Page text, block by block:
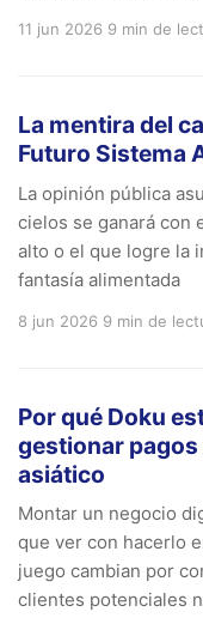
11 jun 2026 9 min de
La mentira del
Futuro Sistema
La opinión pública
cielos se ganará con
alto o el que logre la
fantasía alimentada
8 jun 2026 9 min de
Por qué Doku
gestionar
asiático
Montar un negocio
que ver con hacerlo
juego cambian por
clientes potenciales